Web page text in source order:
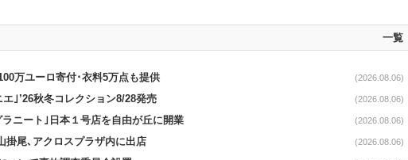
一覧
万ユーロ寄付･衣料5万点も提供 (2026.08.06)
｣’26秋冬コレクション8/28発売 (2026.08.06)
ニート｣日本１号店を自由が丘に開業 (2026.08.06)
掛尾､アクロスプラザ内に出店 (2026.08.06)